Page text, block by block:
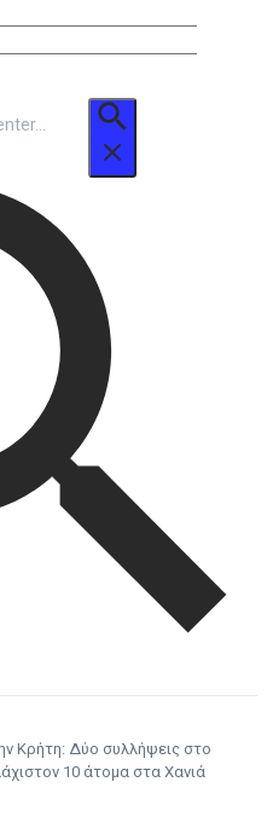
Κρήτη: Δύο συλλήψεις στο
10 άτομα στα Χανιά